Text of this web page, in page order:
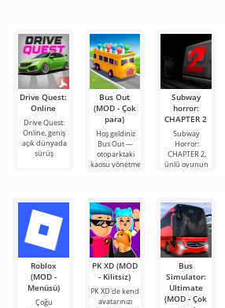
Drive Quest:
Online
Drive Quest:
Online, geniş
açık dünyada
sürüş
Bus Out
(MOD - Çok
para)
Hoş geldiniz
Bus Out —
otoparktaki
kaosu yönetme
Subway
horror:
CHAPTER 2
Subway
Horror:
CHAPTER 2,
ünlü oyunun
Roblox
(MOD -
Menüsü)
Çoğu
PK XD (MOD
- Kilitsiz)
PK XD'de kendi
avatarınızı
Bus
Simulator:
Ultimate
(MOD - Çok